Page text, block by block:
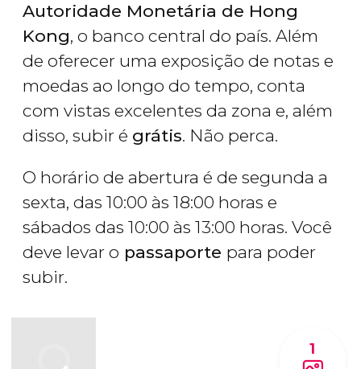
Autoridade Monetária de Hong
Kong, o banco central do país. Além
de oferecer uma exposição de notas e
moedas ao longo do tempo, conta
com vistas excelentes da zona e, além
disso, subir é grátis. Não perca.
O horário de abertura é de segunda a
sexta, das 10:00 às 18:00 horas e
sábados das 10:00 às 13:00 horas. Você
deve levar o passaporte para poder
subir.
1